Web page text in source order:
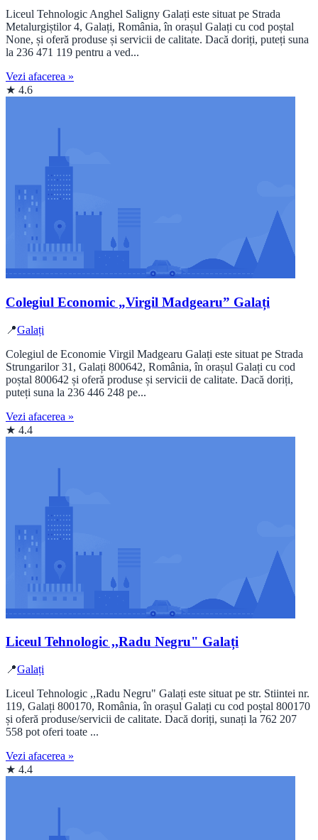
Liceul Tehnologic Anghel Saligny Galați este situat pe Strada
Metalurgiștilor 4, Galați, România, în orașul Galați cu cod poștal
None, și oferă produse și servicii de calitate. Dacă doriți, puteți suna
la 236 471 119 pentru a ved...
Vezi afacerea »
★ 4.6
Colegiul Economic „Virgil Madgearu” Galați
📍Galați
Colegiul de Economie Virgil Madgearu Galați este situat pe Strada
Strungarilor 31, Galați 800642, România, în orașul Galați cu cod
poștal 800642 și oferă produse și servicii de calitate. Dacă doriți,
puteți suna la 236 446 248 pe...
Vezi afacerea »
★ 4.4
Liceul Tehnologic ,,Radu Negru" Galați
📍Galați
Liceul Tehnologic ,,Radu Negru" Galați este situat pe str. Stiintei nr.
119, Galați 800170, România, în orașul Galați cu cod poștal 800170
și oferă produse/servicii de calitate. Dacă doriți, sunați la 762 207
558 pot oferi toate ...
Vezi afacerea »
★ 4.4